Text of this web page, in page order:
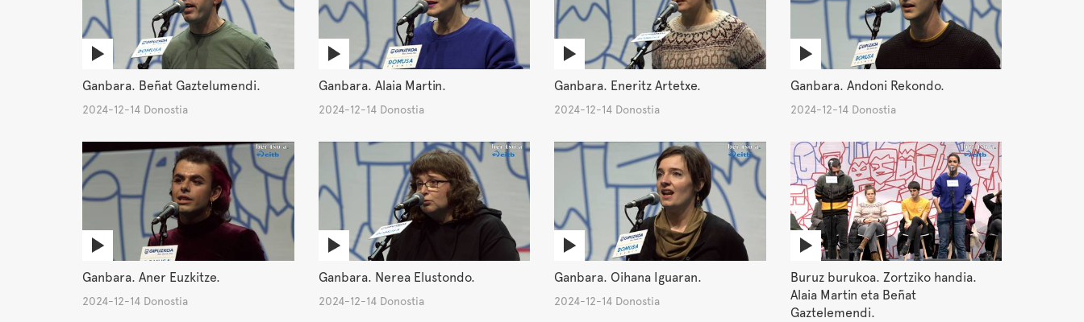
Ganbara. Beñat Gaztelumendi.
2024-12-14 Donostia
Ganbara. Alaia Martin.
2024-12-14 Donostia
Ganbara. Eneritz Artetxe.
2024-12-14 Donostia
Ganbara. Andoni Rekondo.
2024-12-14 Donostia
Ganbara. Aner Euzkitze.
2024-12-14 Donostia
Ganbara. Nerea Elustondo.
2024-12-14 Donostia
Ganbara. Oihana Iguaran.
2024-12-14 Donostia
Buruz burukoa. Zortziko handia.
Alaia Martin eta Beñat
Gaztelemendi.